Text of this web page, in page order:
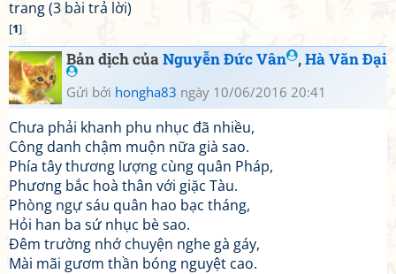
trang (3 bài trả lời)
[1]
Bản dịch củaNguyễn Đức Vân ,Hà Văn Đại
Gửi bởi hongha83 ngày 10/06/2016 20:41
Chưa phải khanh phu nhục đã nhiều,
Công danh chậm muộn nữa già sao.
Phía tây thương lượng cùng quân Pháp,
Phương bắc hoà thân với giặc Tàu.
Phòng ngự sáu quân hao bạc tháng,
Hỏi han ba sứ nhục bè sao.
Đêm trường nhớ chuyện nghe gà gáy,
Mài mãi gươm thần bóng nguyệt cao.